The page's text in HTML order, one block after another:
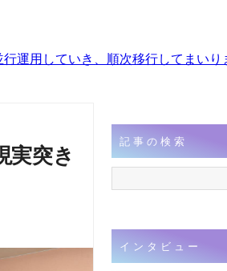
運用していき、順次移行してまいり
実突き
記事の検索
インタビュー